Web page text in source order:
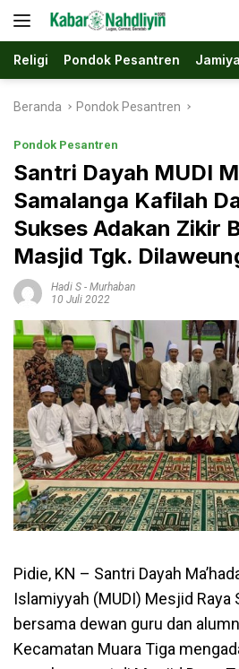
Religi Pondok Pesantren
Beranda Pondok Pesantren
Pondok Pesantren
Santri Dayah MUDI
Samalanga Kafilah
Sukses Adakan Zikir
Masjid Tgk.
Hadi S - Murhaban
10 Juli 2022
Pidie, KN – Santri Dayah
Islamiyyah (MUDI) Mesjid Raya
bersama dewan guru dan
Kecamatan Muara Tiga